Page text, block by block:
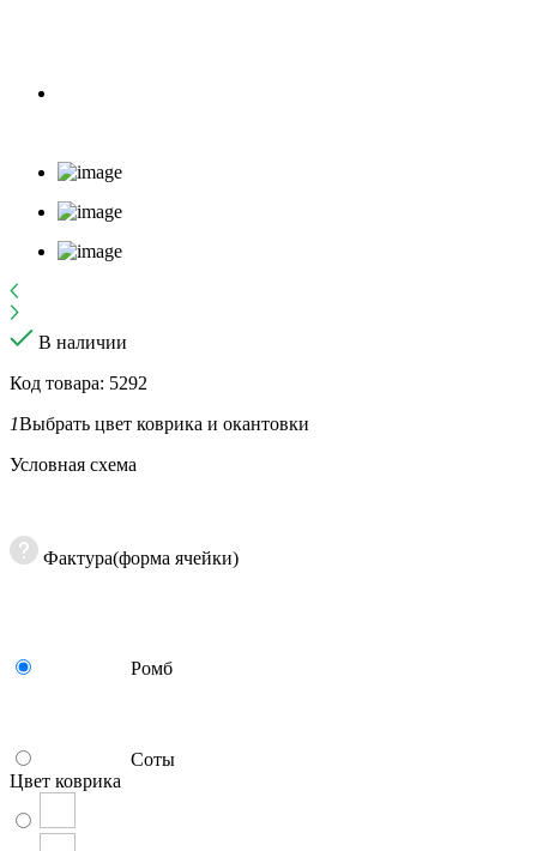
В наличии
Код товара: 5292
1Выбрать цвет коврика и окантовки
Условная схема
Фактура(форма ячейки)
Ромб
Соты
Цвет коврика